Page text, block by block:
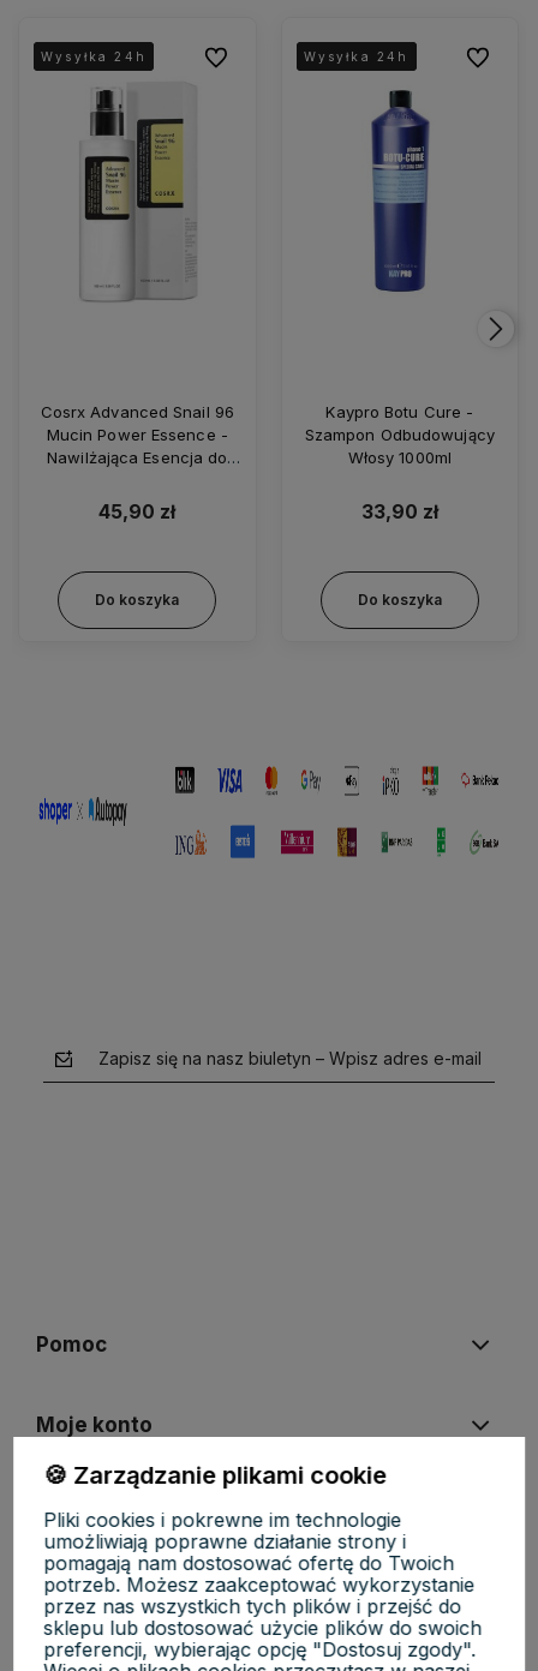
Wysyłka 24h
Wysyłka 24h
Wysyłka 24h
Cosrx Advanced Snail 96
Mucin Power Essence -
Nawilżająca Esencja do
Śluzu Ślimaka 100ml
45,90 zł
Do koszyka
Do ulubionychWysyłka 24h
Wysyłka 24h
Wysyłka 24h
Kaypro Botu Cure -
Szampon Odbudowujący
Włosy 1000ml
33,90 zł
Do koszyka
Do
Zapisz się na nasz biuletyn – Wpisz adres e-mail
Pomoc
Moje konto
Informacje
🍪 Zarządzanie plikami cookie
Pliki cookies i pokrewne im technologie
umożliwiają poprawne działanie strony i
pomagają nam dostosować ofertę do Twoich
potrzeb. Możesz zaakceptować wykorzystanie
przez nas wszystkich tych plików i przejść do
sklepu lub dostosować użycie plików do swoich
preferencji, wybierając opcję "Dostosuj zgody".